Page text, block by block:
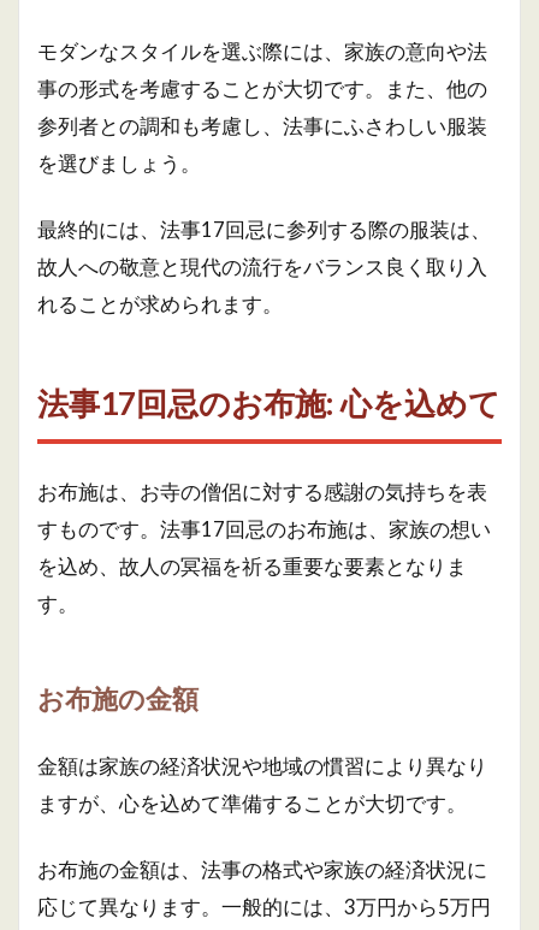
モダンなスタイルを選ぶ際には、家族の意向や法
事の形式を考慮することが大切です。また、他の
参列者との調和も考慮し、法事にふさわしい服装
を選びましょう。
最終的には、法事17回忌に参列する際の服装は、
故人への敬意と現代の流行をバランス良く取り入
れることが求められます。
法事17回忌のお布施: 心を込めて
お布施は、お寺の僧侶に対する感謝の気持ちを表
すものです。法事17回忌のお布施は、家族の想い
を込め、故人の冥福を祈る重要な要素となりま
す。
お布施の金額
金額は家族の経済状況や地域の慣習により異なり
ますが、心を込めて準備することが大切です。
お布施の金額は、法事の格式や家族の経済状況に
応じて異なります。一般的には、3万円から5万円